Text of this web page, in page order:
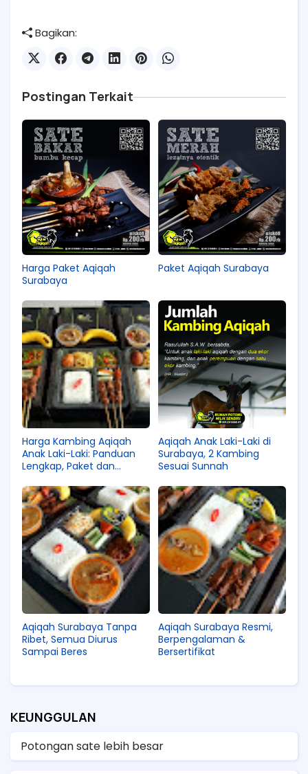
Bagikan:
Postingan Terkait
Harga Paket Aqiqah
Surabaya
Paket Aqiqah Surabaya
Harga Kambing Aqiqah
Anak Laki-Laki: Panduan
Lengkap, Paket dan
Aqiqah Anak Laki-Laki di
Surabaya, 2 Kambing
Sesuai Sunnah
Aqiqah Surabaya Tanpa
Ribet, Semua Diurus
Sampai Beres
Aqiqah Surabaya Resmi,
Berpengalaman &
Bersertifikat
KEUNGGULAN
Potongan sate lebih besar